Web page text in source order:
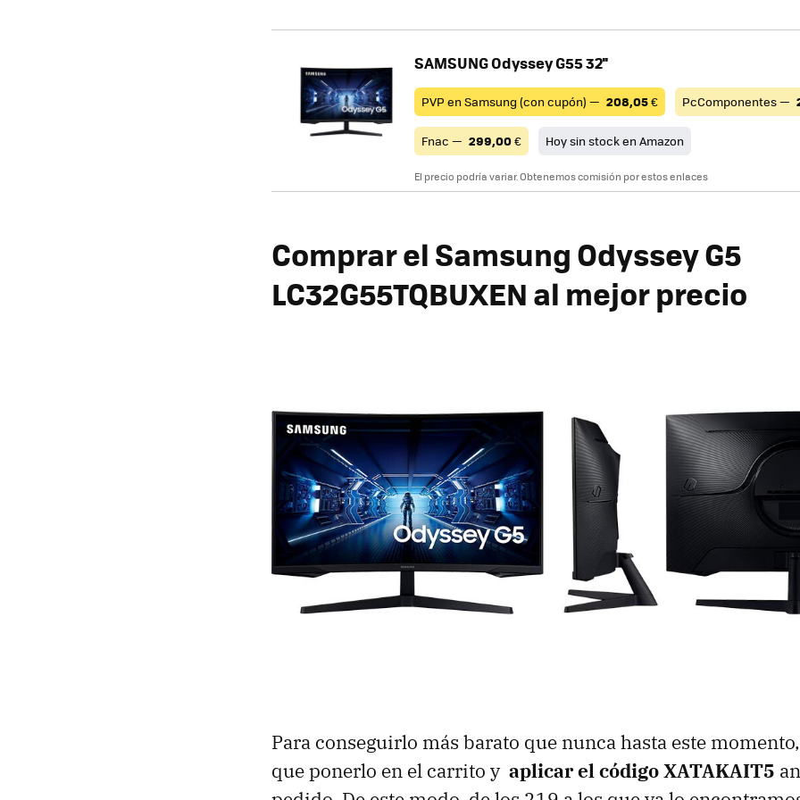
SAMSUNG Odyssey G55 32''
PVP en Samsung (con cupón) — 208,05€ PcComponentes —
Fnac — 299,00€ Hoy sin stock en Amazon
El precio podría variar. Obtenemos comisión por estos enlaces
Comprar elSamsung Odyssey G5
LC32G55TQBUXENal mejor precio
Para conseguirlo más barato que nunca hasta este
que ponerlo en el carrito y aplicar el código XATAKAIT5